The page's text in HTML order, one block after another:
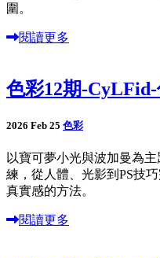
圍。
閱讀更多
色彩12期-
2026 Feb 25 色彩
以寶可夢小光與波加曼為
練，從人體、光影到PS技
真實感的方法。
閱讀更多